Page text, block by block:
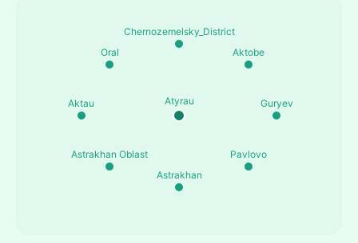
Atyrau Guryev
Pavlovo
Astrakhan
Astrakhan Oblast
Aktau
Oral
Chernozemelsky_District
Aktobe